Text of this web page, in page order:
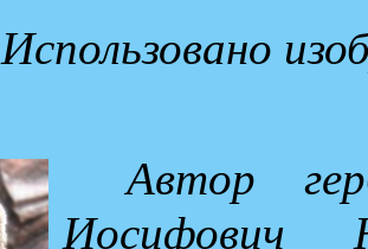
Использовано
Автор
Иосифович